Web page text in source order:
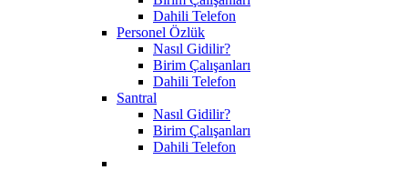
Dahili Telefon
Personel Özlük
Nasıl Gidilir?
Birim Çalışanları
Dahili Telefon
Santral
Nasıl Gidilir?
Birim Çalışanları
Dahili Telefon